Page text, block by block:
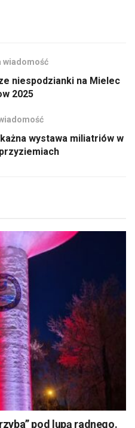
wiadomość
niespodzianki na Mielec
2025
wystawa miliatriów w
pod lupą radnego.